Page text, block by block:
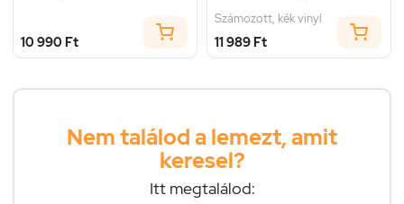
10 990 Ft
Számozott, kék vinyl
11 989 Ft
Nem találod a lemezt, amit
keresel?
Itt megtalálod: